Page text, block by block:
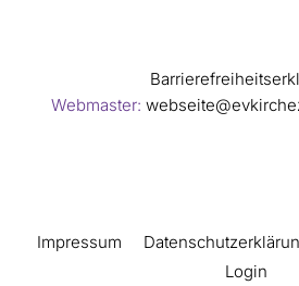
Webmaster:
Impressum
Login